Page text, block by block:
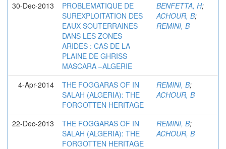
30-Dec-2013
PROBLEMATIQUE DE
SUREXPLOITATION DES
EAUX SOUTERRAINES
DANS LES ZONES
ARIDES : CAS DE LA
PLAINE DE GHRISS
MASCARA –ALGERIE
BENFETTA, H;
ACHOUR, B;
REMINI, B
4-Apr-2014
THE FOGGARAS OF IN
SALAH (ALGERIA): THE
FORGOTTEN HERITAGE
REMINI, B;
ACHOUR, B
22-Dec-2013
THE FOGGARAS OF IN
SALAH (ALGERIA): THE
FORGOTTEN HERITAGE
REMINI, B;
ACHOUR, B